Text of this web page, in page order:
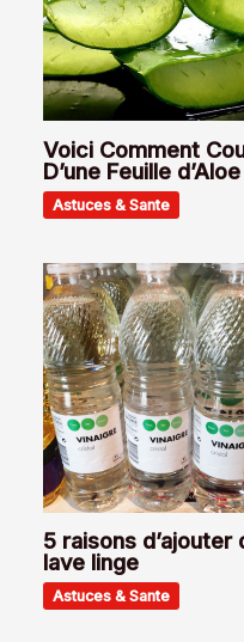
Voici Comment
D’une Feuille
Astuces & Sante
5 raisons
lave linge
Astuces & Sante